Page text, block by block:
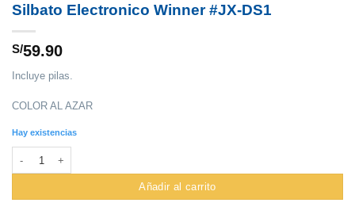
Silbato Electronico Winner #JX-DS1
S/59.90
Incluye pilas.
COLOR AL AZAR
Hay existencias
Añadir al carrito